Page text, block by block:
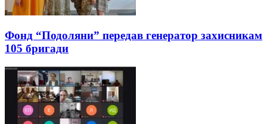
Фонд “Подоляни” передав генератор захисникам
105 бригади